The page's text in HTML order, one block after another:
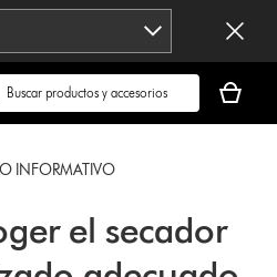
cesta
está
INFORMATIVO
el secador